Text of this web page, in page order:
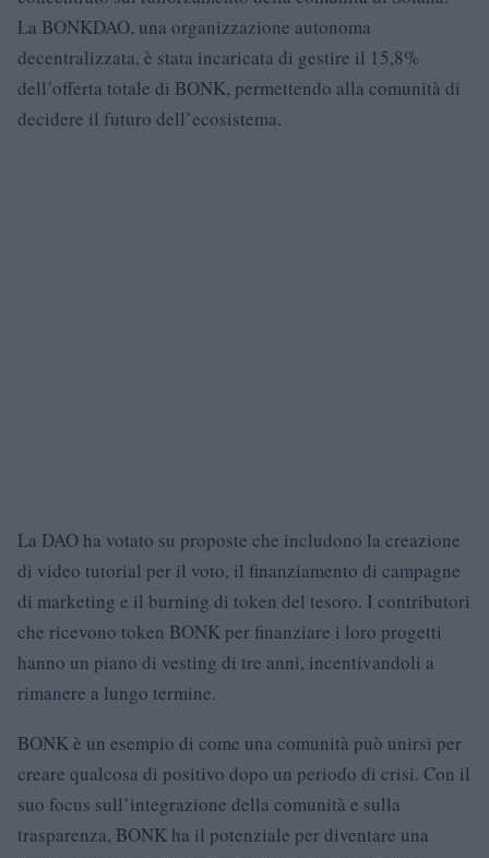
La BONKDAO, una organizzazione autonoma
decentralizzata, è stata incaricata di gestire il 15,8%
dell’offerta totale di BONK, permettendo alla comunità di
decidere il futuro dell’ecosistema.
La DAO ha votato su proposte che includono la creazione
di video tutorial per il voto, il finanziamento di campagne
di marketing e il burning di token del tesoro. I contributori
che ricevono token BONK per finanziare i loro progetti
hanno un piano di vesting di tre anni, incentivandoli a
rimanere a lungo termine.
BONK è un esempio di come una comunità può unirsi per
creare qualcosa di positivo dopo un periodo di crisi. Con il
suo focus sull’integrazione della comunità e sulla
trasparenza, BONK ha il potenziale per diventare una